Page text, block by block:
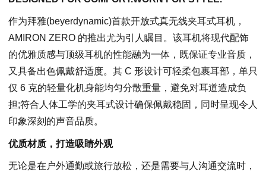
作为拜雅(beyerdynamic)首款开放式真无线夹耳式耳机，
AMIRON ZERO 的推出尤为引人瞩目。该耳机将现代配饰
的优雅质感与顶级耳机的性能融为一体，既保证专业音质，
又具备出色佩戴舒适度。其 C 形设计可轻柔包裹耳部，单只
仅 6 克的轻量化机身能均匀分散重量，避免对耳道造成负
担;符合人体工学的夹耳式设计确保佩戴稳固，同时呈现令人
印象深刻的声音品质。
优质材质，打造吸睛外观
无论是在户外通勤或旅行放松，还是需要与人沟通交流时，